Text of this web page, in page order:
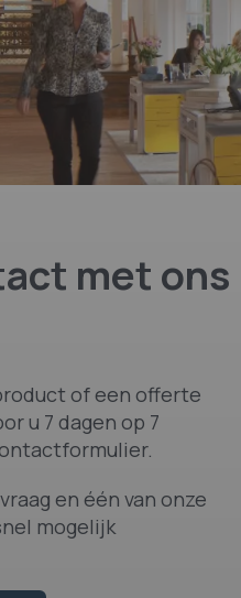
met ons
of een offerte
u 7 dagen op 7
en één van onze
mogelijk